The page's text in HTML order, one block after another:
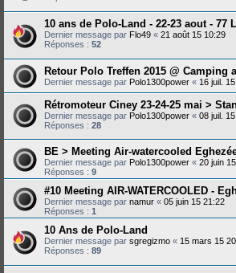
10 ans de Polo-Land - 22-23 aout - 77
Dernier message par Flo49 « 21 août 15 10:29
Réponses : 52
Retour Polo Treffen 2015 @ Camping
Dernier message par Polo1300power « 16 juil.
Rétromoteur Ciney 23-24-25 mai >
Dernier message par Polo1300power « 08 juil.
Réponses : 28
BE > Meeting Air-watercooled
Dernier message par Polo1300power « 20 juin
Réponses : 9
#10 Meeting AIR-WATERCOOLED -
Dernier message par namur « 05 juin 15 21:22
Réponses : 1
10 Ans de Polo-Land
Dernier message par sgregizmo « 15 mars 15
Réponses : 89